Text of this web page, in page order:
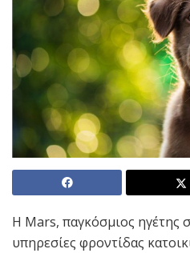
Η Mars, παγκόσμιος ηγέτης
υπηρεσίες φροντίδας